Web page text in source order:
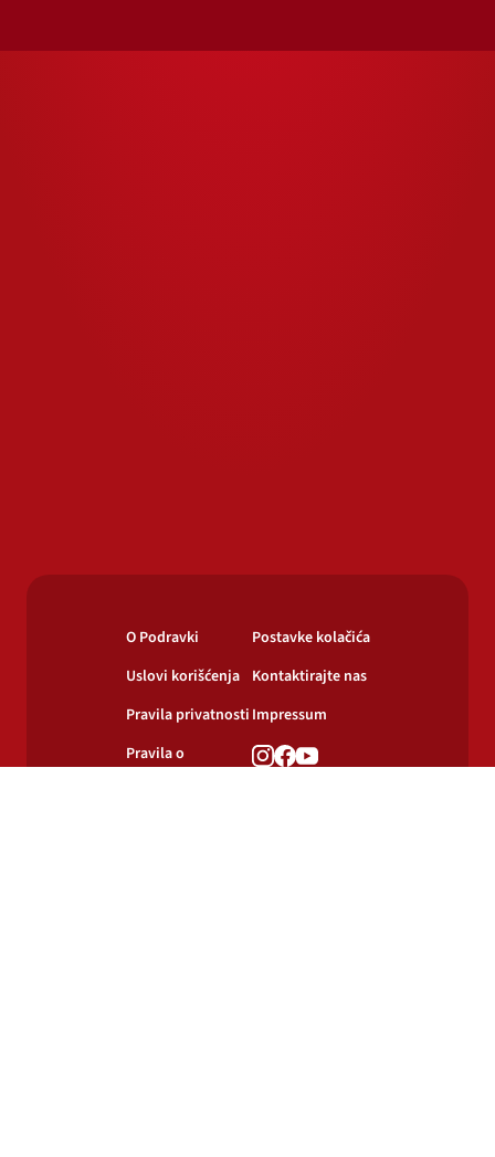
O Podravki
Uslovi korišćenja
Pravila privatnosti
Pravila o
Postavke kolačića
Kontaktirajte nas
Impressum